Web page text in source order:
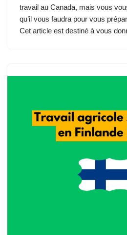
travail au Canada, mais vous
qu’il vous faudra pour vous
Cet article est destiné à vous